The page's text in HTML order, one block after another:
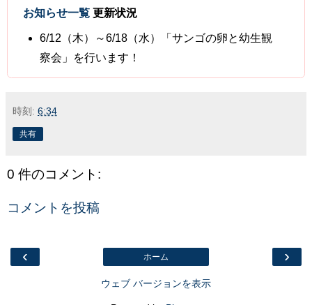
お知らせ一覧 更新状況
6/12（木）～6/18（水）「サンゴの卵と幼生観
察会」を行います！
時刻: 6:34
共有
0 件のコメント:
コメントを投稿
‹ ›
ホーム
ウェブ バージョンを表示